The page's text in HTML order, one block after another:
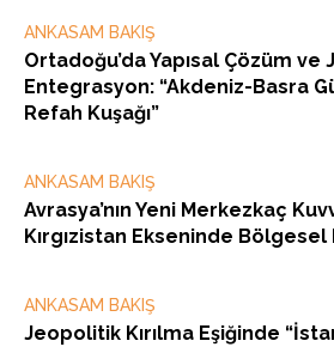
ANKASAM BAKIŞ
Ortadoğu’da Yapısal Çözüm
Entegrasyon: “Akdeniz-Basra
Refah Kuşağı”
ANKASAM BAKIŞ
Avrasya’nın Yeni Merkezkaç
Kırgızistan Ekseninde
ANKASAM BAKIŞ
Jeopolitik Kırılma Eşiğinde